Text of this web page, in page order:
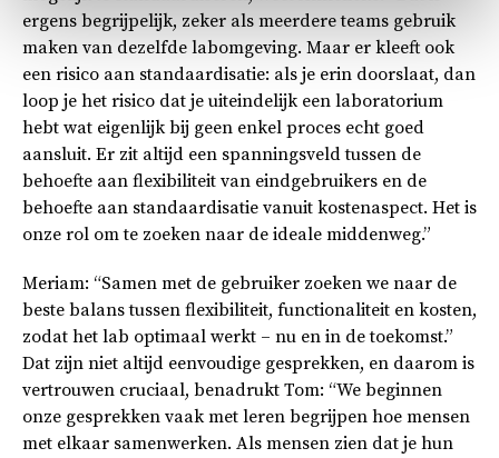
ergens begrijpelijk, zeker als meerdere teams gebruik
maken van dezelfde labomgeving. Maar er kleeft ook
een risico aan standaardisatie: als je erin doorslaat, dan
loop je het risico dat je uiteindelijk een laboratorium
hebt wat eigenlijk bij geen enkel proces echt goed
aansluit. Er zit altijd een spanningsveld tussen de
behoefte aan flexibiliteit van eindgebruikers en de
behoefte aan standaardisatie vanuit kostenaspect. Het is
onze rol om te zoeken naar de ideale middenweg.”
Meriam: “Samen met de gebruiker zoeken we naar de
beste balans tussen flexibiliteit, functionaliteit en kosten,
zodat het lab optimaal werkt – nu en in de toekomst.”
Dat zijn niet altijd eenvoudige gesprekken, en daarom is
vertrouwen cruciaal, benadrukt Tom: “We beginnen
onze gesprekken vaak met leren begrijpen hoe mensen
met elkaar samenwerken. Als mensen zien dat je hun